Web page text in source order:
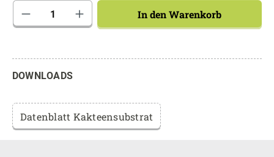
Produkt Anzahl: Gib den gewünschten
In den Warenkorb
DOWNLOADS
Datenblatt Kakteensubstrat